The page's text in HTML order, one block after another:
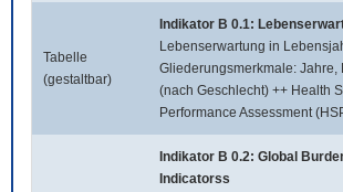
Tabelle
(gestaltbar)
Indikator B 0.1:
Lebenserwartung in
Gliederungsmerkmale: Jahre,
(nach Geschlecht) ++ Health
Performance Assessment
Indikator B 0.2: Global
Indicatorss